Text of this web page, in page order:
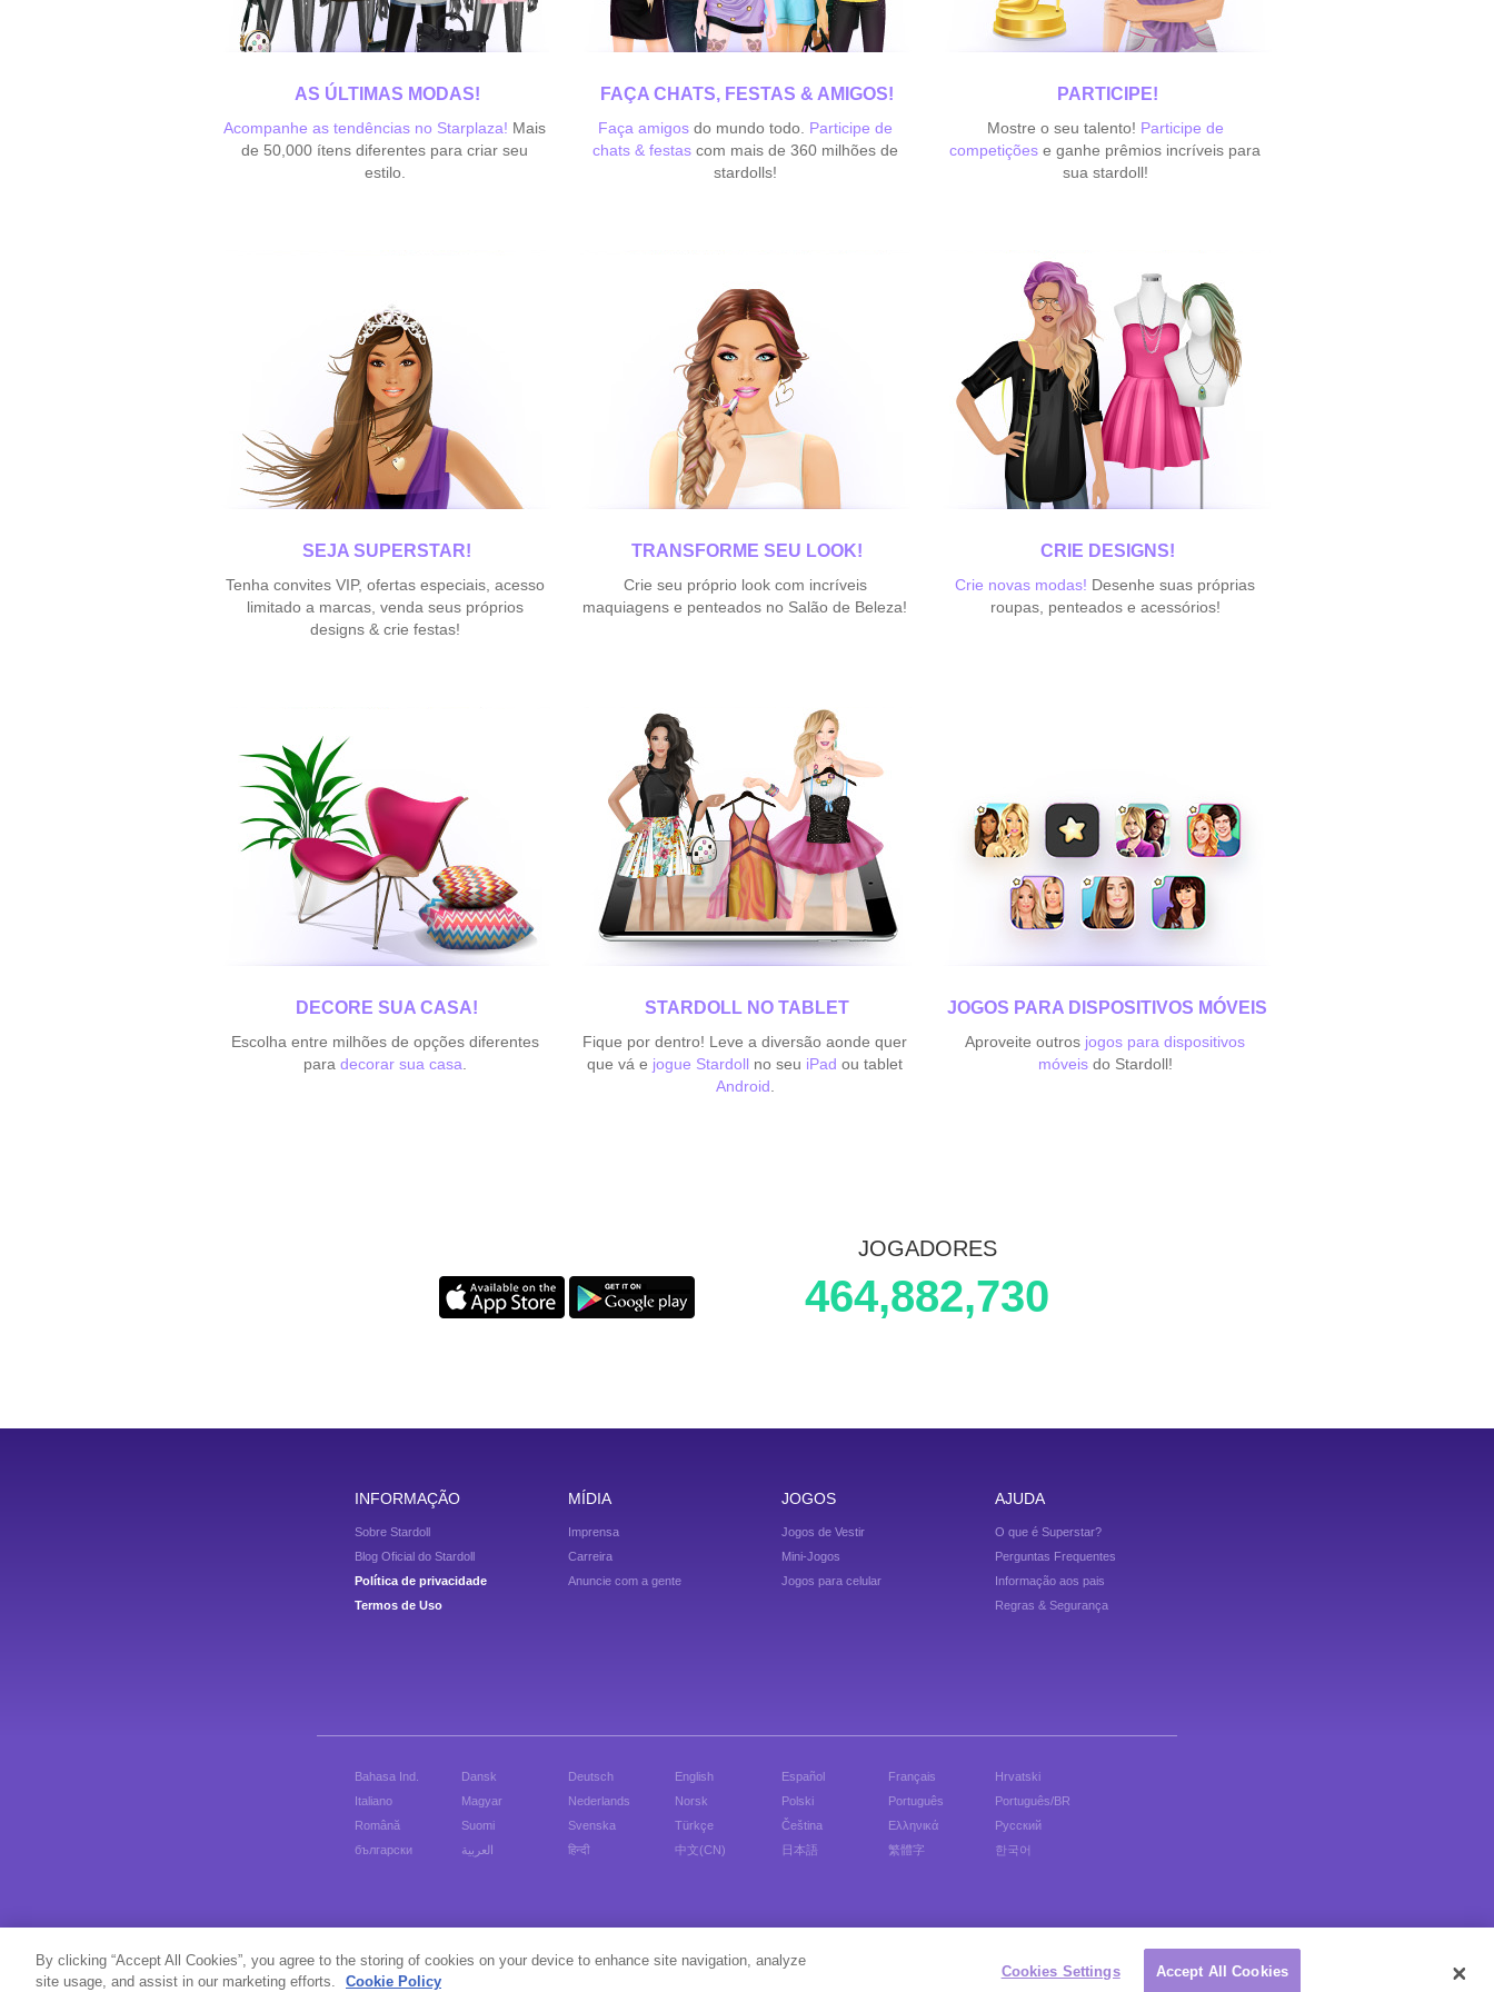
AS ÚLTIMAS MODAS!
Acompanhe as tendências no Starplaza! Mais
de 50,000 ítens diferentes para criar seu
estilo.
FAÇA CHATS, FESTAS & AMIGOS!
Faça amigosdo mundo todo. Participe de
chats & festascom mais de 360 milhões de
stardolls!
PARTICIPE!
Mostre o seu talento! Participe de
competições e ganhe prêmios incríveis para
sua stardoll!
SEJA SUPERSTAR!
Tenha convites VIP, ofertas especiais, acesso
limitado a marcas, venda seus próprios
designs & crie festas!
TRANSFORME SEU LOOK!
Crie seu próprio look com incríveis
maquiagens e penteados no Salão de Beleza!
CRIE DESIGNS!
Crie novas modas! Desenhe suas próprias
roupas, penteados e acessórios!
DECORE SUA CASA!
Escolha entre milhões de opções diferentes
para decorar sua casa
STARDOLL NO TABLET
Fique por dentro! Leve a diversão aonde quer
que vá e jogue Stardoll no seu iPad ou tablet
Android
JOGOS PARA DISPOSITIVOS MÓVEIS
Aproveite outros jogos para dispositivos
móveisdo Stardoll!
JOGADORES
464,882,730
INFORMAÇÃO
Sobre Stardoll
Blog Oficial do Stardoll
Política de privacidade
Termos de Uso
MÍDIA
Imprensa
Carreira
Anuncie com a gente
JOGOS
Jogos de Vestir
Mini-Jogos
Jogos para celular
AJUDA
O que é Superstar?
Perguntas Frequentes
Informação aos pais
Regras & Segurança
Bahasa Ind. Dansk Deutsch English Español Français
Hrvatski
Italiano
Magyar Nederlands Norsk Polski Português
Português/BR
Română
Suomi Svenska Türkçe Čeština Ελληνικά
Русский
български
العربية हिन्दी 中文(CN) 日本語 繁體字 한국어
Fama, Fashion e Amigas, Desenhe, compre e decore. Junte-se a comunidade, converse e faça novas amizades! Jogos grátis para meninas!
By clicking “Accept All Cookies”, you agree to the storing of cookies on your device to enhance site navigation, analyze
site usage, and assist in our marketing efforts.
Cookie Policy
Cookies Settings Accept All Cookies